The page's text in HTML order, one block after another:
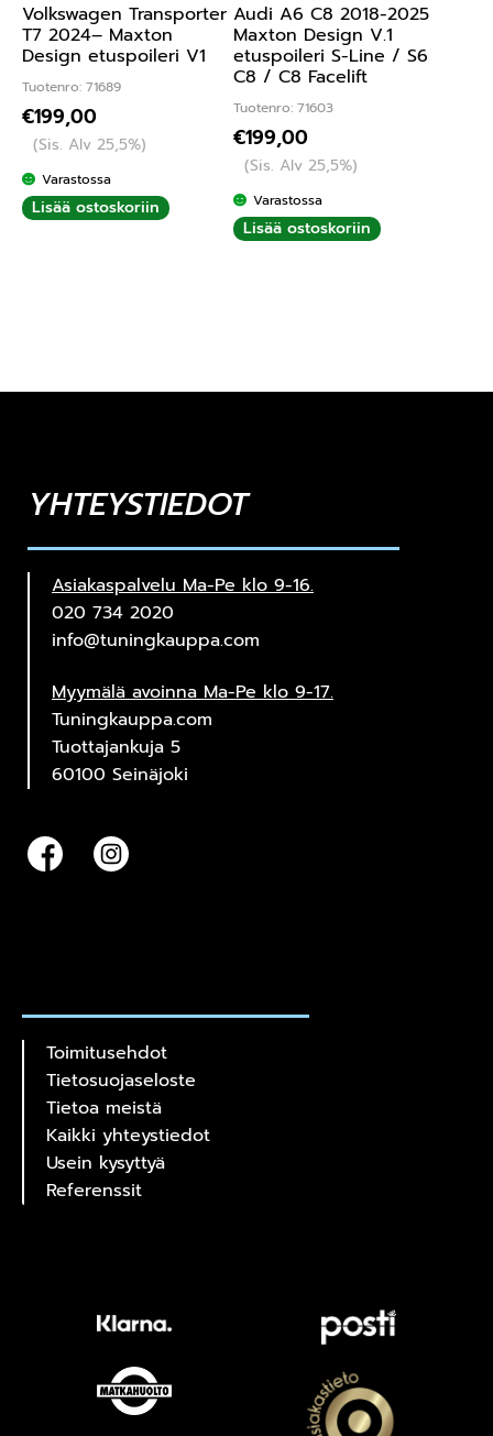
Volkswagen Transporter
T7 2024– Maxton
Design etuspoileri V1
Tuotenro: 71689
€199,00
(Sis. Alv 25,5%)
Varastossa
Lisää ostoskoriin
Audi A6 C8 2018-2025
Maxton Design V.1
etuspoileri S-Line / S6
C8 / C8 Facelift
Tuotenro: 71603
€199,00
(Sis. Alv 25,5%)
Varastossa
Lisää ostoskoriin
YHTEYSTIEDOT
Asiakaspalvelu Ma-Pe klo 9-16.
020 734 2020
info@tuningkauppa.com
Myymälä avoinna Ma-Pe klo 9-17.
Tuningkauppa.com
Tuottajankuja 5
60100 Seinäjoki
Toimitusehdot
Tietosuojaseloste
Tietoa meistä
Kaikki yhteystiedot
Usein kysyttyä
Referenssit